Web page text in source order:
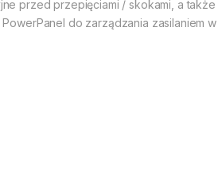
przed przepięciami / skokami, a
do zarządzania zasilaniem